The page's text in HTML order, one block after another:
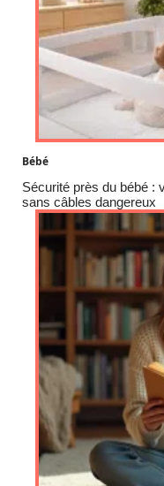
Bébé
Sécurité près du bébé :
sans câbles dangereux